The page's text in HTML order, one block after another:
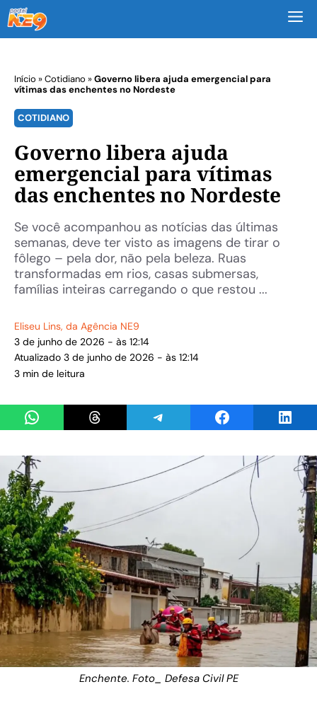
Início »Cotidiano »Governo libera ajuda emergencial para
vítimas das enchentes no Nordeste
COTIDIANO
Governo libera ajuda
emergencial para vítimas
das enchentes no Nordeste
Se você acompanhou as notícias das últimas
semanas, deve ter visto as imagens de tirar o
fôlego – pela dor, não pela beleza. Ruas
transformadas em rios, casas submersas,
famílias inteiras carregando o que restou ...
Eliseu Lins, da Agência NE9
3 de junho de 2026 - às 12:14
Atualizado 3 de junho de 2026 - às 12:14
3 min de leitura
Share on WhatsAppShare on ThreadsShare on TelegramShare on Facebook
Enchente. Foto_ Defesa Civil PE